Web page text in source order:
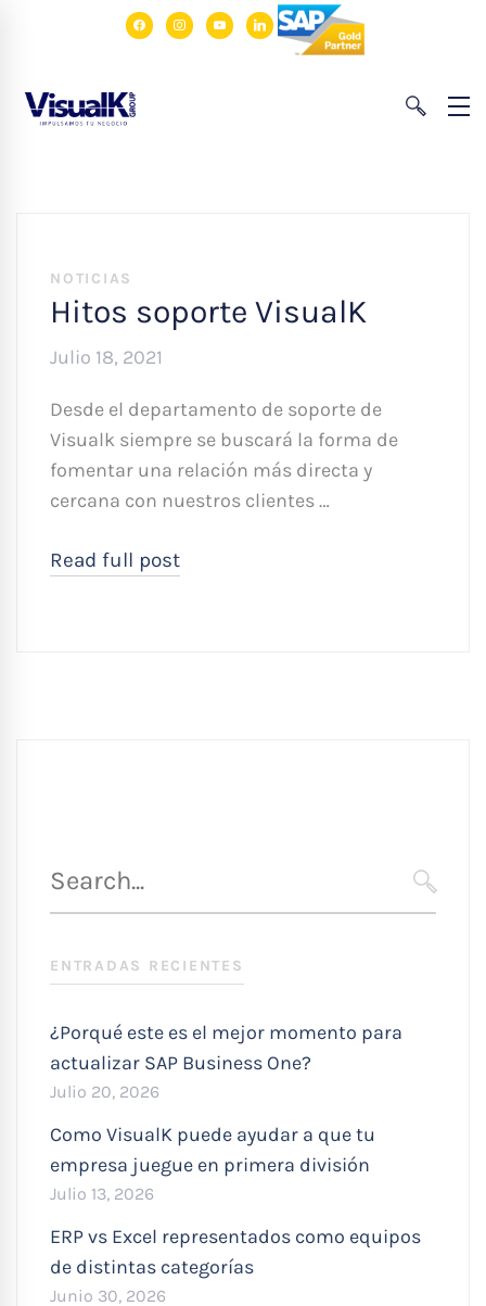
facebookinstagram
youtubelinkedin
NOTICIAS
Hitos soporte VisualK
Julio 18, 2021
Desde el departamento de soporte de
Visualk siempre se buscará la forma de
fomentar una relación más directa y
cercana con nuestros clientes …
Read full post
para
ENTRADAS RECIENTES
¿Porqué este es el mejor momento para
actualizar SAP Business One?
Julio 20, 2026
Como VisualK puede ayudar a que tu
empresa juegue en primera división
Julio 13, 2026
ERP vs Excel representados como equipos
de distintas categorías
Junio 30, 2026